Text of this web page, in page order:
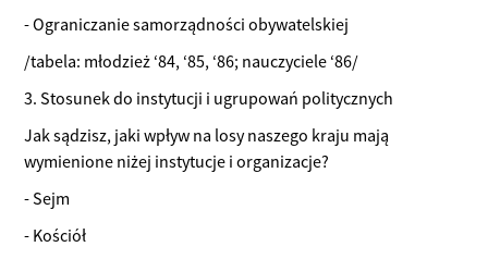
- Ograniczanie samorządności obywatelskiej
/tabela: młodzież ‘84, ‘85, ‘86; nauczyciele ‘86/
3. Stosunek do instytucji i ugrupowań politycznych
Jak sądzisz, jaki wpływ na losy naszego kraju mają
wymienione niżej instytucje i organizacje?
- Sejm
- Kościół